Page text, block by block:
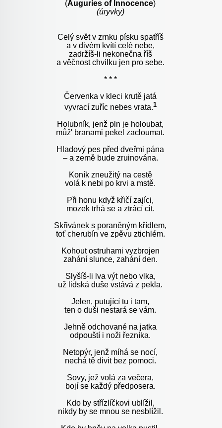
(Auguries of Innocence)
(úryvky)
Celý svět v zrnku písku spatříš
a v divém kvítí celé nebe,
zadržíš-li nekonečna říš
a věčnost chvilku jen pro sebe.
* * *
Červenka v kleci krutě jatá
vyvrací zuříc nebes vrata.1
Holubník, jenž pln je holoubat,
můž' branami pekel zacloumat.
Hladový pes před dveřmi pána
– a země bude zruinována.
Koník zneužitý na cestě
volá k nebi po krvi a mstě.
Při honu když křičí zajíci,
mozek trhá se a ztrácí cit.
Skřivánek s poraněným křídlem,
toť cherubín ve zpěvu ztichlém.
Kohout ostruhami vyzbrojen
zahání slunce, zahání den.
Slyšíš-li lva výt nebo vlka,
už lidská duše vstává z pekla.
Jelen, putující tu i tam,
ten o duši nestará se vám.
Jehně odchované na jatka
odpouští i noži řezníka.
Netopýr, jenž míhá se nocí,
nechá tě divit bez pomoci.
Sovy, jež volá za večera,
bojí se každý předposera.
Kdo by střízlíčkovi ublížil,
nikdy by se mnou se nesblížil.